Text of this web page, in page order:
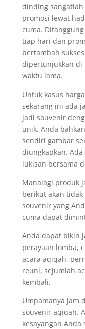
dinding
promosi lewat
cuma.
tiap hari dan
bertambah
dipertunjukkan di
waktu lama.
Untuk kasus
sekarang ini ada
jadi souvenir
unik. Anda
sendiri gambar
diungkapkan.
lukisan bersama
Manalagi produk
berikut akan
souvenir yang
cuma dapat
Anda dapat bikin
perayaan lomba,
acara aqiqah,
reuni, sejumlah
kembali.
Umpamanya jam
souvenir aqiqah.
kesayangan